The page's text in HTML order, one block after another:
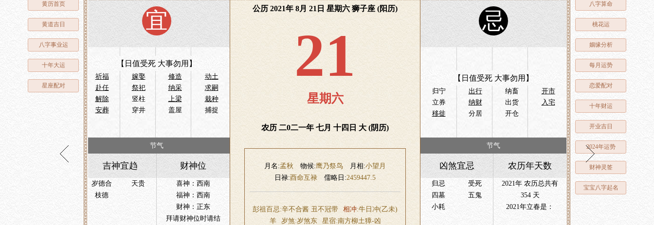
八字算命
桃花运
姻缘分析
每月运势
恋爱配对
十年财运
开业吉日
2024年运势
财神灵签
宝宝八字起名
黄历首页
黄道吉日
八字事业运
十年大运
星座配对
宜
【日值受死 大事勿用】
祈福 嫁娶 修造
动土
赴任
祭祀 纳采
求嗣
解除
竖柱 上梁
栽种
安葬
穿井 盖屋 捕捉
节气
吉神宜趋
岁德合
天贵
枝德
财神位
喜神：西南
福神：西南
财神：正东
拜请财神位时请结
公历 2021年 8月 21日 星期六 狮子座 (阳历)
21
星期六
农历 二0二一年 七月 十四日 大 (阴历)
月名:孟秋 物候:鹰乃祭鸟 月相:小望月
日禄:酉命互禄 儒略日:2459447.5
彭祖百忌:辛不合酱 丑不冠带 相冲:牛日冲(乙未)
羊
岁煞:岁煞东 星宿:南方柳土獐-凶
忌
【日值受死 大事勿用】
归宁 出行 纳畜
开市
立券
纳财 出货
入宅
移徙
分居 开仓
节气
凶煞宜忌
归忌
受死
四墓
五鬼
小耗
农历年天数
2021年 农历总共有
354 天
2021年立春是：